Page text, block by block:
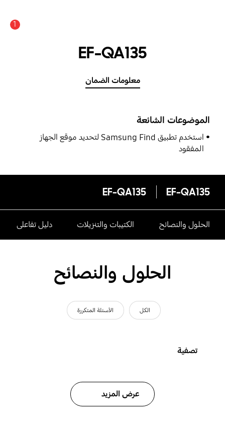
1
EF-QA135
معلومات الضمان
الموضوعات الشائعة
استخدم تطبيق Samsung Find لتحديد موقع الجهاز
المفقود
EF-QA135
EF-QA135
الحلول والنصائح الكتيبات والتنزيلات دليل تفاعلى
الحلول والنصائح
الكل الأسئلة المتكررة
تصفية
عرض المزيد